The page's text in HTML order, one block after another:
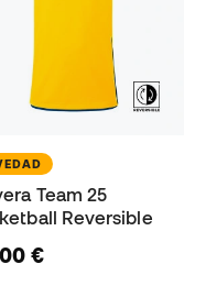
Team 25
Reversible
€